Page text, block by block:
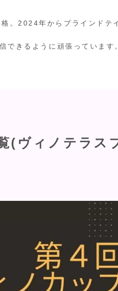
(ヴィノテラス
。2024年からブラインドテ
できるように頑張っています